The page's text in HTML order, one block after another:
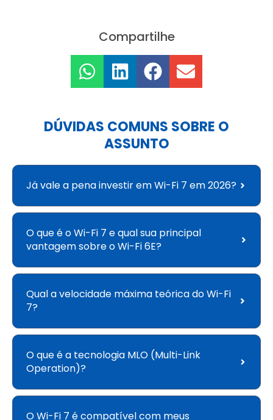
Compartilhe
DÚVIDAS COMUNS SOBRE O
ASSUNTO
Já vale a pena investir em Wi-Fi 7 em 2026?
O que é o Wi-Fi 7 e qual sua principal
vantagem sobre o Wi-Fi 6E?
Qual a velocidade máxima teórica do Wi-Fi
7?
O que é a tecnologia MLO (Multi-Link
Operation)?
O Wi-Fi 7 é compatível com meus